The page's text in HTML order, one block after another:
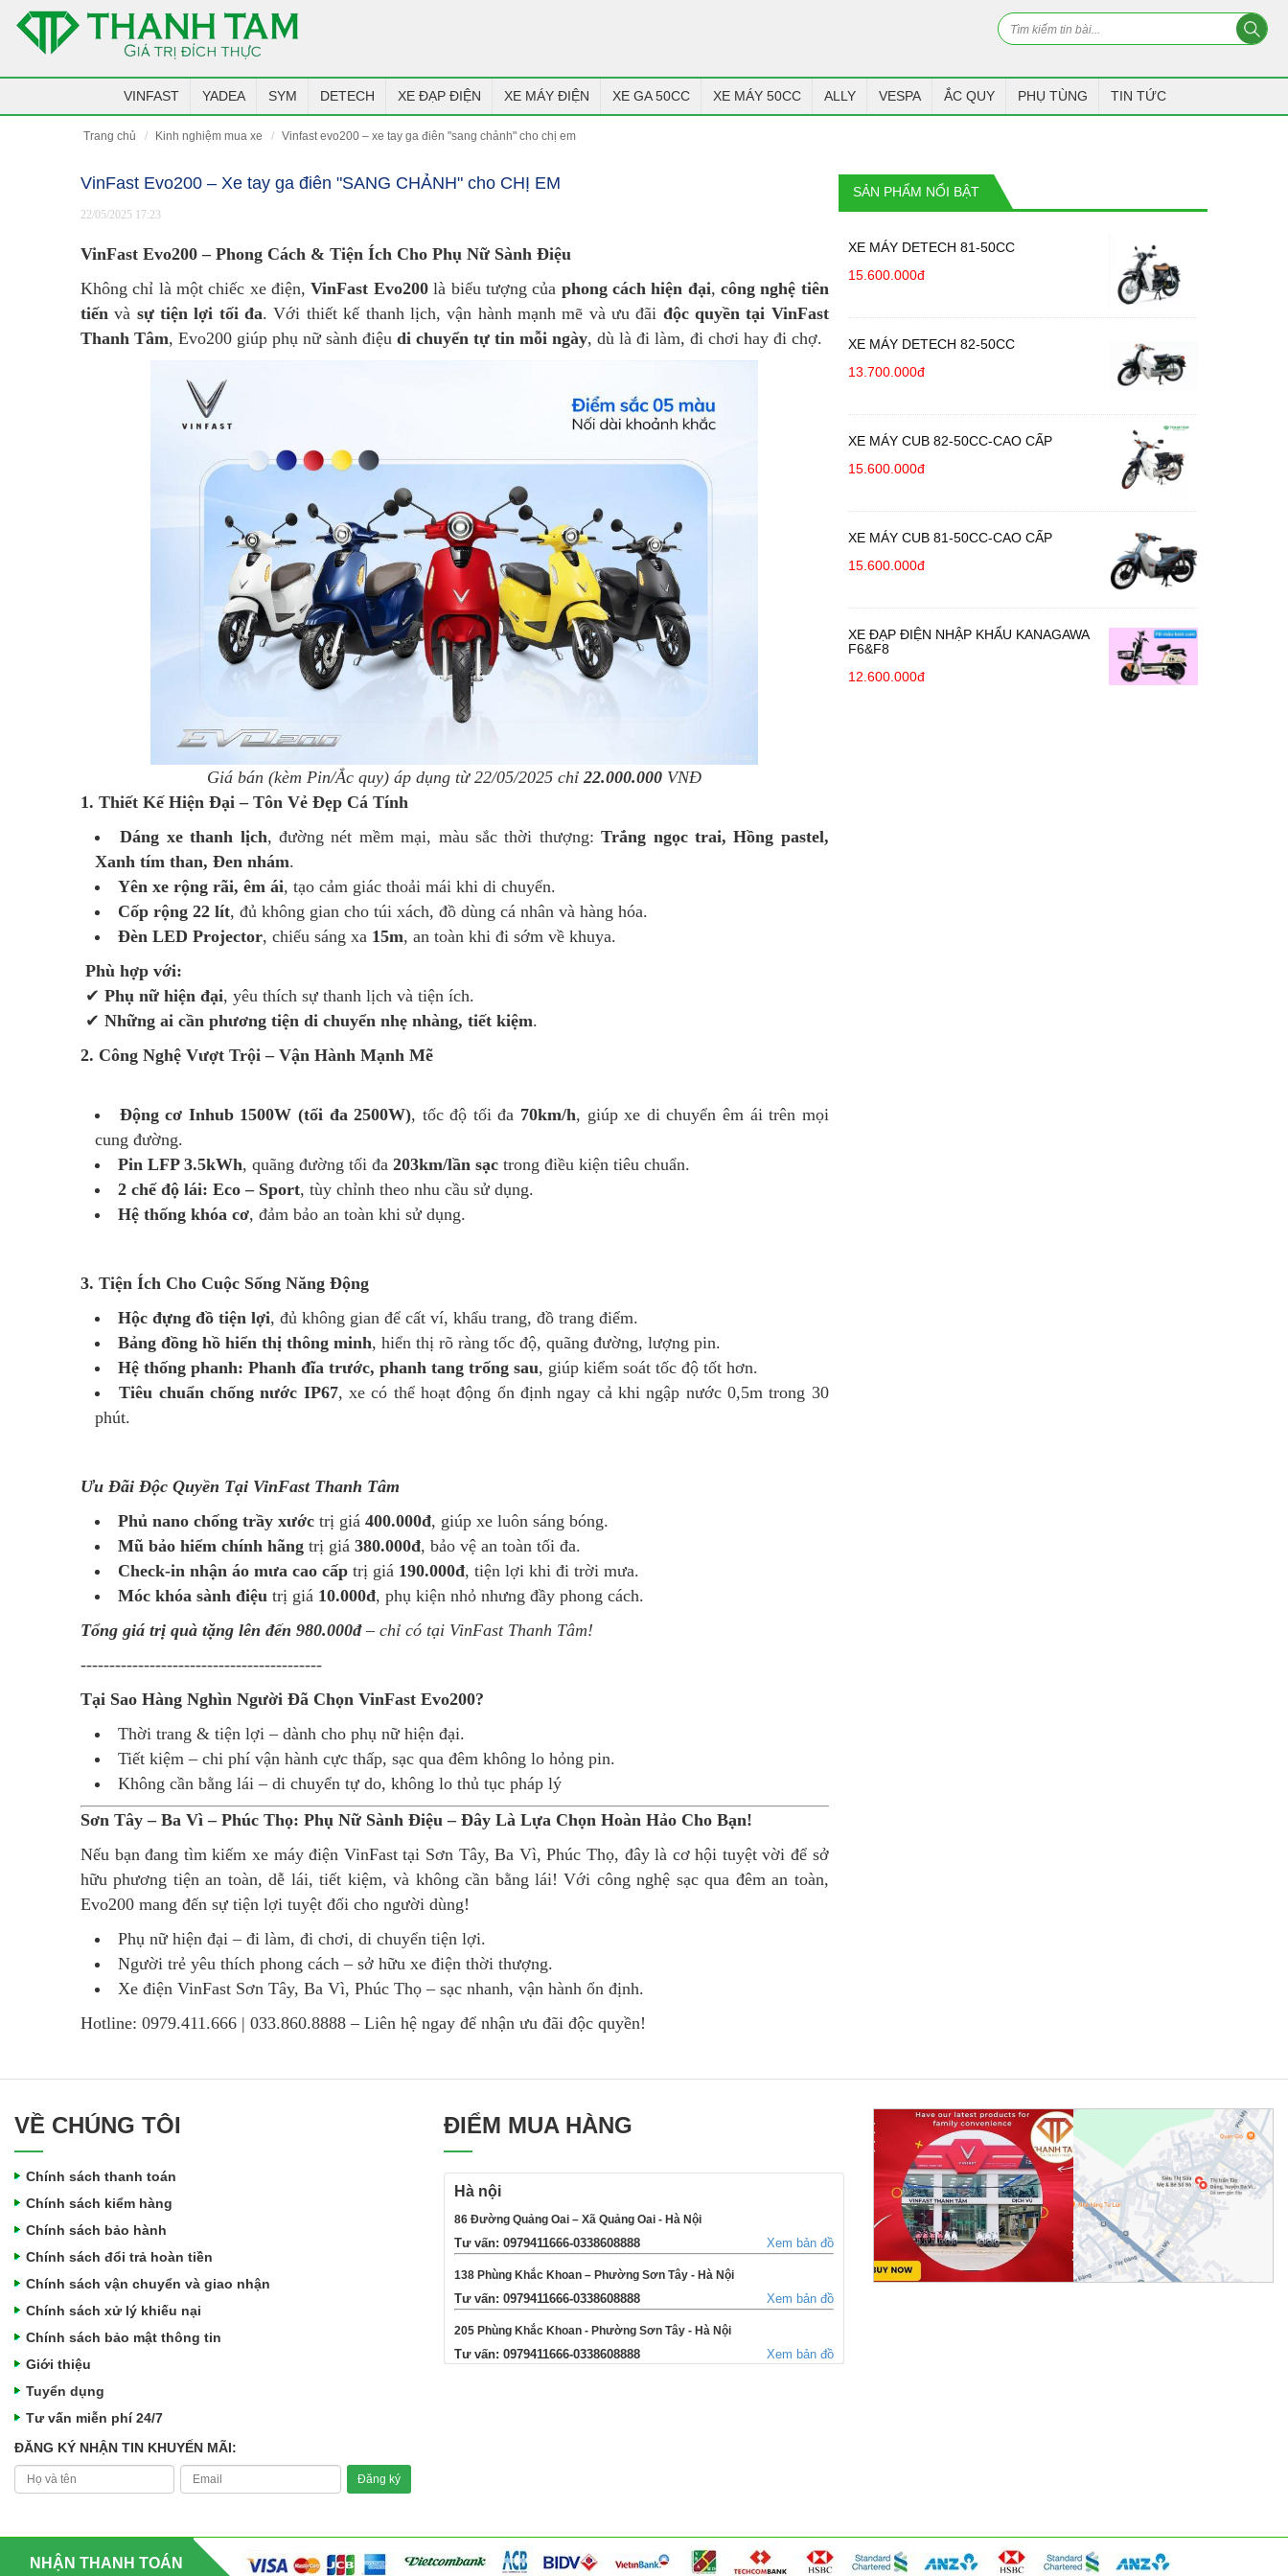
VINFAST YADEA SYM DETECH XE ĐẠP ĐIỆN XE MÁY ĐIỆN XE GA 50CC XE MÁY 50CC ALLY VESPA ẮC QUY PHỤ TÙNG TIN TỨC
trang chủ kinh nghiệm mua xe vinfast evo200 – xe tay ga điên "sang chảnh" cho chị em
VinFast Evo200 – Xe tay ga điên "SANG CHẢNH" cho CHỊ EM
22/05/2025 17:23
VinFast Evo200 – Phong Cách & Tiện Ích Cho Phụ Nữ Sành Điệu
Không chỉ là một chiếc xe điện,VinFast Evo200là biểu tượng của phong cách hiện đại, công nghệ tiên
tiến và sự tiện lợi tối đa. Với thiết kế thanh lịch, vận hành mạnh mẽ và ưu đãi độc quyền tại VinFast
Thanh Tâm, Evo200 giúp phụ nữ sành điệu di chuyển tự tin mỗi ngày, dù là đi làm, đi chơi hay đi chợ.
Giá bán (kèm Pin/Ắc quy) áp dụng từ 22/05/2025 chỉ22.000.000 VNĐ
1. Thiết Kế Hiện Đại – Tôn Vẻ Đẹp Cá Tính
Dáng xe thanh lịch, đường nét mềm mại, màu sắc thời thượng:Trắng ngọc trai, Hồng pastel,
Xanh tím than, Đen nhám.
Yên xe rộng rãi, êm ái, tạo cảm giác thoải mái khi di chuyển.
Cốp rộng 22 lít, đủ không gian cho túi xách, đồ dùng cá nhân và hàng hóa.
Đèn LED Projector, chiếu sáng xa 15m, an toàn khi đi sớm về khuya.
Phù hợp với:
✔ Phụ nữ hiện đại, yêu thích sự thanh lịch và tiện ích.
✔ Những ai cần phương tiện di chuyển nhẹ nhàng, tiết kiệm.
2. Công Nghệ Vượt Trội – Vận Hành Mạnh Mẽ
Động cơ Inhub 1500W (tối đa 2500W), tốc độ tối đa 70km/h, giúp xe di chuyển êm ái trên mọi
cung đường.
Pin LFP 3.5kWh, quãng đường tối đa 203km/lần sạc trong điều kiện tiêu chuẩn.
2 chế độ lái: Eco – Sport, tùy chỉnh theo nhu cầu sử dụng.
Hệ thống khóa cơ, đảm bảo an toàn khi sử dụng.
3. Tiện Ích Cho Cuộc Sống Năng Động
Hộc đựng đồ tiện lợi, đủ không gian để cất ví, khẩu trang, đồ trang điểm.
Bảng đồng hồ hiển thị thông minh, hiển thị rõ ràng tốc độ, quãng đường, lượng pin.
Hệ thống phanh: Phanh đĩa trước, phanh tang trống sau, giúp kiểm soát tốc độ tốt hơn.
Tiêu chuẩn chống nước IP67, xe có thể hoạt động ổn định ngay cả khi ngập nước 0,5m trong 30
phút.
Ưu Đãi Độc Quyền Tại VinFast Thanh Tâm
Phủ nano chống trầy xước trị giá 400.000đ, giúp xe luôn sáng bóng.
Mũ bảo hiểm chính hãng trị giá 380.000đ, bảo vệ an toàn tối đa.
Check-in nhận áo mưa cao cấp trị giá 190.000đ, tiện lợi khi đi trời mưa.
Móc khóa sành điệu trị giá 10.000đ, phụ kiện nhỏ nhưng đầy phong cách.
Tổng giá trị quà tặng lên đến 980.000đ– chỉ có tại VinFast Thanh Tâm!
------------------------------------------
Tại Sao Hàng Nghìn Người Đã Chọn VinFast Evo200?
Thời trang & tiện lợi – dành cho phụ nữ hiện đại.
Tiết kiệm – chi phí vận hành cực thấp, sạc qua đêm không lo hỏng pin.
Không cần bằng lái – di chuyển tự do, không lo thủ tục pháp lý
Sơn Tây – Ba Vì – Phúc Thọ: Phụ Nữ Sành Điệu – Đây Là Lựa Chọn Hoàn Hảo Cho Bạn!
Nếu bạn đang tìm kiếm xe máy điện VinFast tại Sơn Tây, Ba Vì, Phúc Thọ, đây là cơ hội tuyệt vời để sở
hữu phương tiện an toàn, dễ lái, tiết kiệm, và không cần bằng lái! Với công nghệ sạc qua đêm an toàn,
Evo200 mang đến sự tiện lợi tuyệt đối cho người dùng!
Phụ nữ hiện đại – đi làm, đi chơi, di chuyển tiện lợi.
Người trẻ yêu thích phong cách – sở hữu xe điện thời thượng.
Xe điện VinFast Sơn Tây, Ba Vì, Phúc Thọ – sạc nhanh, vận hành ổn định.
Hotline: 0979.411.666 | 033.860.8888 – Liên hệ ngay để nhận ưu đãi độc quyền!
SẢN PHẨM NỔI BẬT
XE MÁY DETECH 81-50CC
15.600.000đ
XE MÁY DETECH 82-50CC
13.700.000đ
XE MÁY CUB 82-50CC-CAO CẤP
15.600.000đ
XE MÁY CUB 81-50CC-CAO CẤP
15.600.000đ
XE ĐẠP ĐIỆN NHẬP KHẨU KANAGAWA
F6&F8
12.600.000đ
VỀ CHÚNG TÔI
Chính sách thanh toán
Chính sách kiểm hàng
Chính sách bảo hành
Chính sách đổi trả hoàn tiền
Chính sách vận chuyển và giao nhận
Chính sách xử lý khiếu nại
Chính sách bảo mật thông tin
Giới thiệu
Tuyển dụng
Tư vấn miễn phí 24/7
ĐĂNG KÝ NHẬN TIN KHUYẾN MÃI:
ĐIỂM MUA HÀNG
Hà nội
86 Đường Quảng Oai – Xã Quảng Oai - Hà Nội
Tư vấn: 0979411666-0338608888 Xem bản đồ
138 Phùng Khắc Khoan – Phường Sơn Tây - Hà Nội
Tư vấn: 0979411666-0338608888 Xem bản đồ
205 Phùng Khắc Khoan - Phường Sơn Tây - Hà Nội
Tư vấn: 0979411666-0338608888 Xem bản đồ
Cụm 6 - Thị Trấn Liên Quan - Thạch Thất - Hà Nội
NHẬN THANH TOÁN